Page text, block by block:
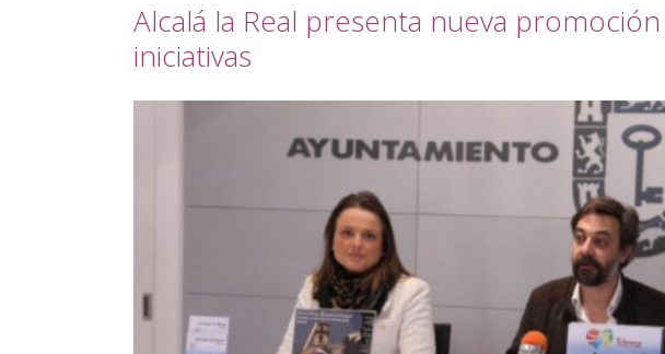
Alcalá la Real presenta nueva
iniciativas